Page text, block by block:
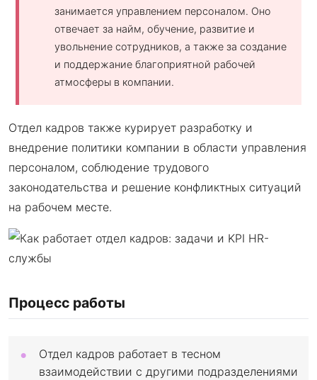
занимается управлением персоналом. Оно
отвечает за найм, обучение, развитие и
увольнение сотрудников, а также за создание
и поддержание благоприятной рабочей
атмосферы в компании.
Отдел кадров также курирует разработку и
внедрение политики компании в области управления
персоналом, соблюдение трудового
законодательства и решение конфликтных ситуаций
на рабочем месте.
Процесс работы
Отдел кадров работает в тесном
взаимодействии с другими подразделениями